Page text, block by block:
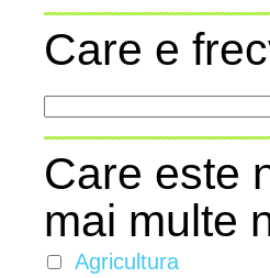
Care e
Care este
mai multe
Agricultura